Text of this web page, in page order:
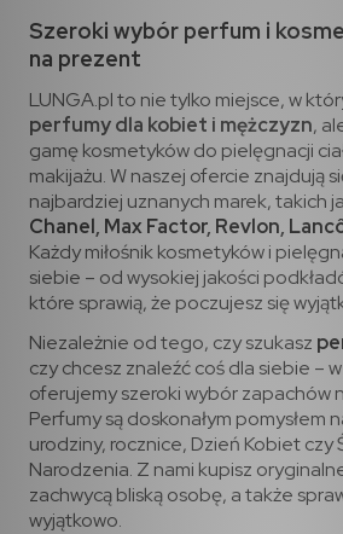
Szeroki wybór perfum i
na prezent
LUNGA.pl to nie tylko miejsce, w
perfumy dla kobiet i mężczyzn,
gamę kosmetyków do pielęgnacji
makijażu. W naszej ofercie znajdują
najbardziej uznanych marek, takich
Chanel, Max Factor, Revlon,
Każdy miłośnik kosmetyków i
siebie – od wysokiej jakości
które sprawią, że poczujesz się
Niezależnie od tego, czy szukasz
czy chcesz znaleźć coś dla siebie –
oferujemy szeroki wybór zapachów
Perfumy są doskonałym pomysłem
urodziny, rocznice, Dzień Kobiet czy
Narodzenia. Z nami kupisz
zachwycą bliską osobę, a także
wyjątkowo.